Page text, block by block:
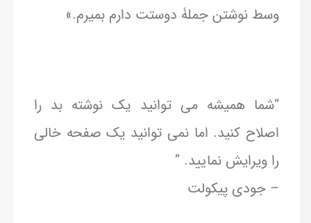
وسط نوشتن جملۀ دوستت دارم بمیرم.»
“شما همیشه می توانید یک نوشته بد را
اصلاح کنید. اما نمی توانید یک صفحه خالی
را ویرایش نمایید. ”
– جودی پیکولت